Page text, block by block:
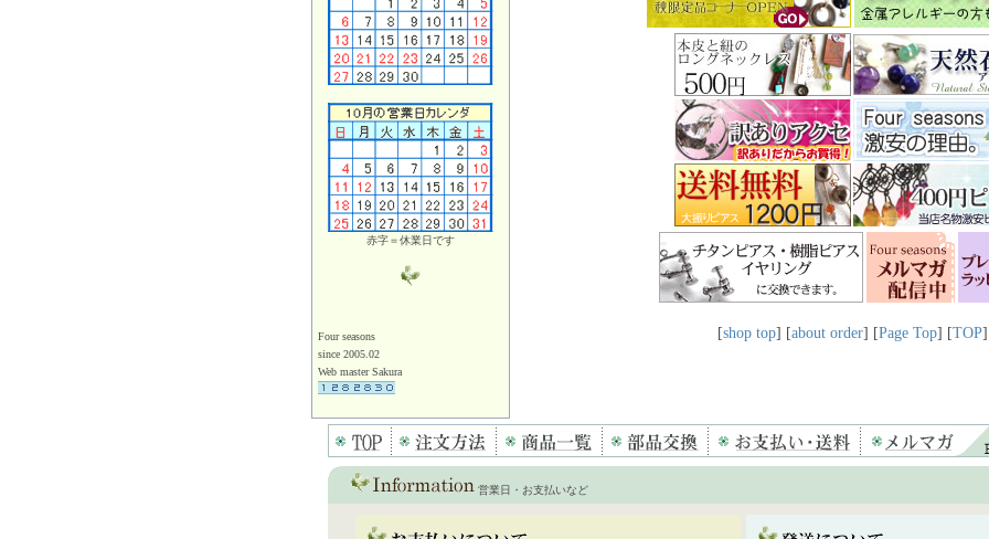
赤字＝休業日です
Four seasons
since 2005.02
Web master Sakura
[shop top] [about order] [Page Top] [TOP]
営業日・お支払いなど